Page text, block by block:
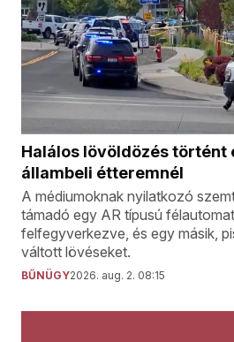
Halálos lövöldözés történt
állambeli étteremnél
A médiumoknak nyilatkozó
támadó egy AR típusú
felfegyverkezve, és egy másik,
váltott lövéseket.
BŰNÜGY2026. aug. 2. 08:15